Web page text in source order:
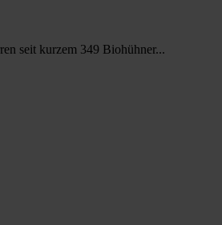
seit kurzem 349 Biohühner...